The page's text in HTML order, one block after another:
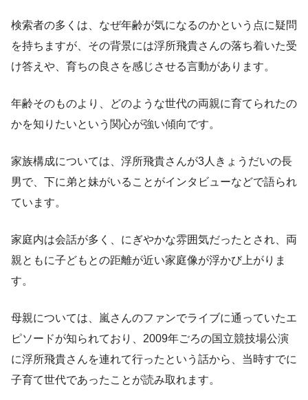
検索者の多くは、なぜ年齢が気になるのかという点に疑問
を持ちますが、その背景には浮所飛貴さんの落ち着いた受
け答えや、育ちの良さを感じさせる言動があります。
年齢そのものより、どのような世代の両親に育てられたの
かを知りたいという関心が強い傾向です。
家族構成については、浮所飛貴さんが3人きょうだいの長
男で、下に弟と妹がいることがインタビューなどで語られ
ています。
家庭内は会話が多く、にぎやかな雰囲気だったとされ、両
親ともに子どもとの距離が近い家庭像が浮かび上がりま
す。
母親については、嵐さんのファンでライブに通っていたエ
ピソードが知られており、2009年ごろの国立競技場公演
に浮所飛貴さんを連れて行ったという話から、当時すでに
子育て世代であったことが読み取れます。